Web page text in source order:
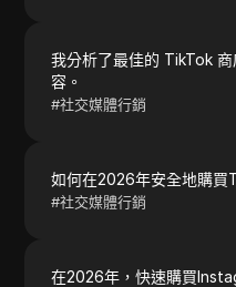
我分析了最佳的 TikTok
容。
#社交媒體行銷
如何在2026年安全地購買
#社交媒體行銷
在2026年，快速購買